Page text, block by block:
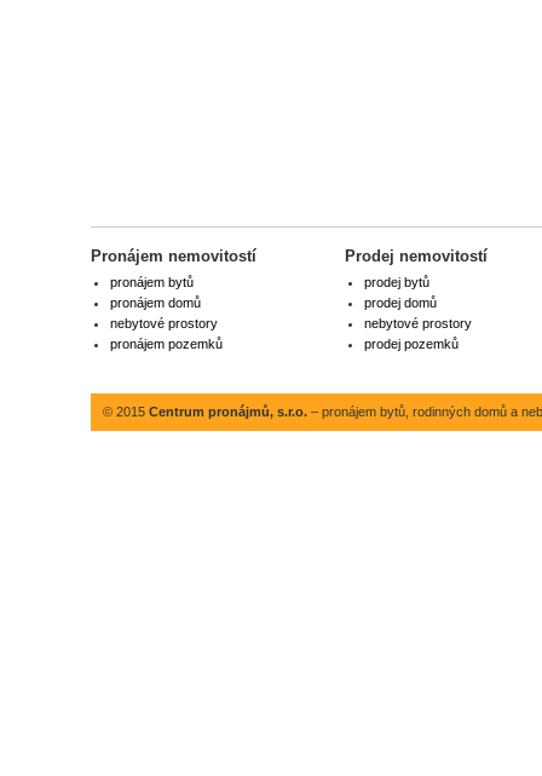
Pronájem nemovitostí
pronájem bytů
pronájem domů
nebytové prostory
pronájem pozemků
Prodej nemovitostí
prodej bytů
prodej domů
nebytové prostory
prodej pozemků
© 2015 Centrum pronájmů, s.r.o.– pronájem bytů, rodinných domů a